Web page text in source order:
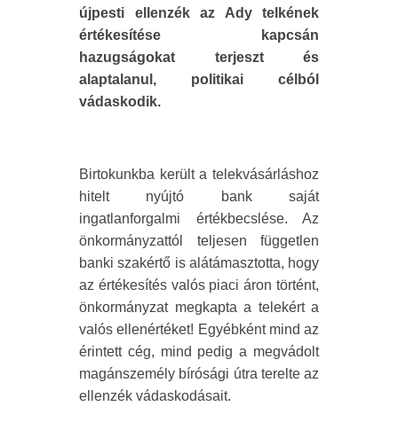
újpesti ellenzék az Ady telkének
értékesítése kapcsán
hazugságokat terjeszt és
alaptalanul, politikai célból
vádaskodik.
Birtokunkba került a telekvásárláshoz
hitelt nyújtó bank saját
ingatlanforgalmi értékbecslése. Az
önkormányzattól teljesen független
banki szakértő is alátámasztotta, hogy
az értékesítés valós piaci áron történt,
önkormányzat megkapta a telekért a
valós ellenértéket! Egyébként mind az
érintett cég, mind pedig a megvádolt
magánszemély bírósági útra terelte az
ellenzék vádaskodásait.